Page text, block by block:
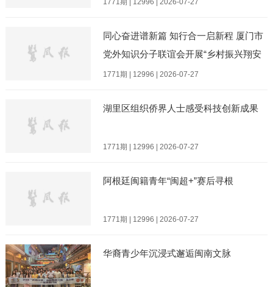
1771期 | 12996 | 2026-07-27
同心奋进谱新篇 知行合一启新程 厦门市
党外知识分子联谊会开展“乡村振兴翔安
行”主题实践活动
1771期 | 12996 | 2026-07-27
湖里区组织侨界人士感受科技创新成果
1771期 | 12996 | 2026-07-27
阿根廷闽籍青年“闽超+”赛后寻根
1771期 | 12996 | 2026-07-27
华裔青少年沉浸式邂逅闽南文脉